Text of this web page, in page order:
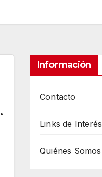
Información
Contacto
Links de Interés
Quiénes Somos